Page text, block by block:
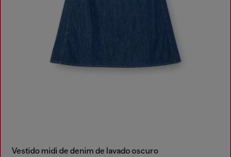
Vestido midi de denim de lavado oscuro